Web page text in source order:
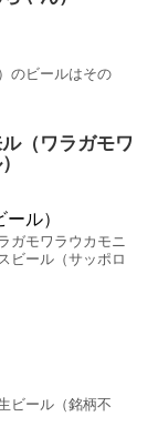
のビールはその
（ワラガモワ
ル）
ガモワラウカモニ
ビール（サッポロ
ビール（銘柄不